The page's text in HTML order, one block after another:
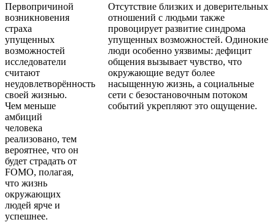
Первопричиной
возникновения
страха
упущенных
возможностей
исследователи
считают
неудовлетворённость
своей жизнью.
Чем меньше
амбиций
человека
реализовано, тем
вероятнее, что он
будет страдать от
FOMO, полагая,
что жизнь
окружающих
людей ярче и
успешнее.
Отсутствие близких и доверительных
отношений с людьми также
провоцирует развитие синдрома
упущенных возможностей. Одинокие
люди особенно уязвимы: дефицит
общения вызывает чувство, что
окружающие ведут более
насыщенную жизнь, а социальные
сети с безостановочным потоком
событий укрепляют это ощущение.